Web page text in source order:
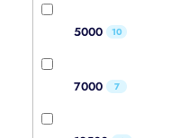
5000 10
7000 7